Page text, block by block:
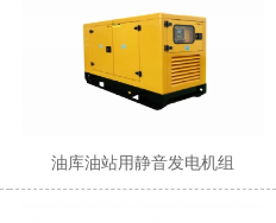
油库油站用静音发电机组